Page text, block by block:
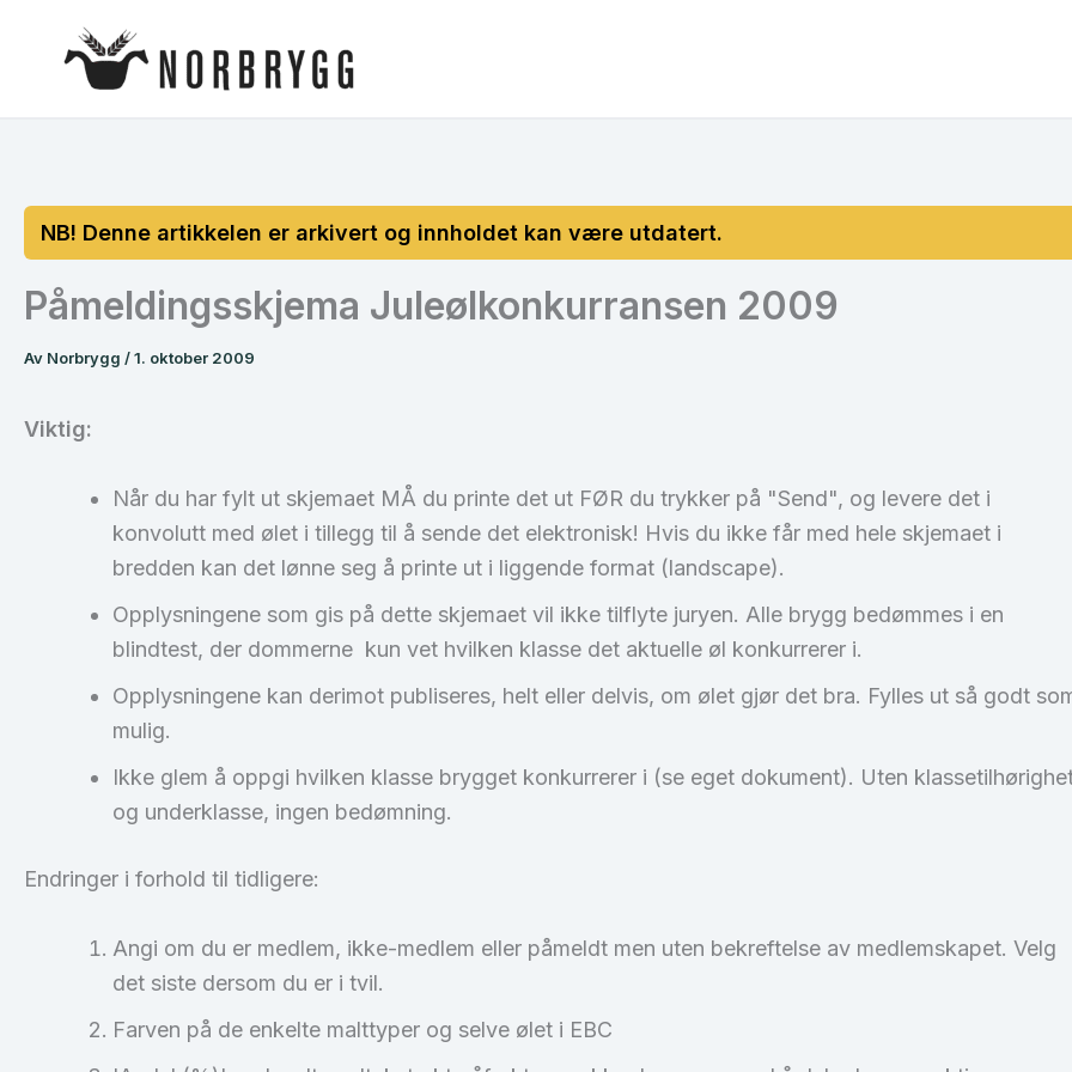
Påmeldingsskjema Juleølkonkurransen 2009
Av Norbrygg /1. oktober 2009
Viktig:
Når du har fylt ut skjemaet MÅ du printe det ut FØR du trykker på "Send", og levere det i
konvolutt med ølet i tillegg til å sende det elektronisk! Hvis du ikke får med hele skjemaet i
bredden kan det lønne seg å printe ut i liggende format (landscape).
Opplysningene som gis på dette skjemaet vil ikke tilflyte juryen. Alle brygg bedømmes i en
blindtest, der dommerne kun vet hvilken klasse det aktuelle øl konkurrerer i.
Opplysningene kan derimot publiseres, helt eller delvis, om ølet gjør det bra. Fylles ut så godt
mulig.
Ikke glem å oppgi hvilken klasse brygget konkurrerer i (se eget dokument). Uten
og underklasse, ingen bedømning.
Endringer i forhold til tidligere:
Angi om du er medlem, ikke-medlem eller påmeldt men uten bekreftelse av medlemskapet. Velg
det siste dersom du er i tvil.
Farven på de enkelte malttyper og selve ølet i EBC